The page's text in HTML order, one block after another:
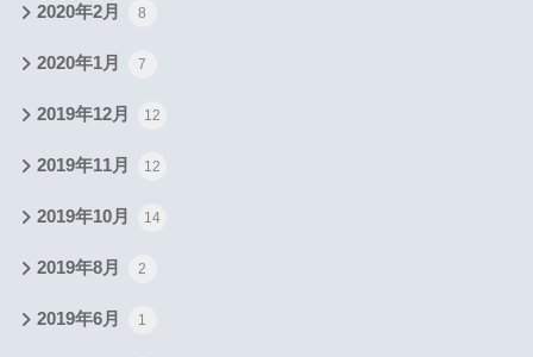
2020年2月 8
2020年1月 7
2019年12月 12
2019年11月 12
2019年10月 14
2019年8月 2
2019年6月 1